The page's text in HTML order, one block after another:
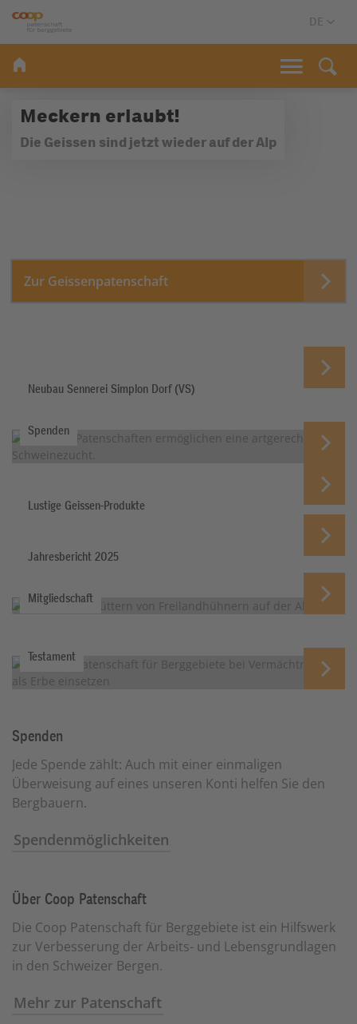
Meckern erlaubt!
Die Geissen sind jetzt wieder auf der Alp
Zur Geissenpatenschaft
Neubau Sennerei Simplon Dorf (VS)
Spenden
Lustige Geissen-Produkte
Jahresbericht 2025
Mitgliedschaft
Testament
Spenden
Jede Spende zählt: Auch mit einer einmaligen
Überweisung auf eines unseren Konti helfen Sie den
Bergbauern.
Spendenmöglichkeiten
Über Coop Patenschaft
Die Coop Patenschaft für Berggebiete ist ein Hilfswerk
zur Verbesserung der Arbeits- und Lebensgrundlagen
in den Schweizer Bergen.
Mehr zur Patenschaft